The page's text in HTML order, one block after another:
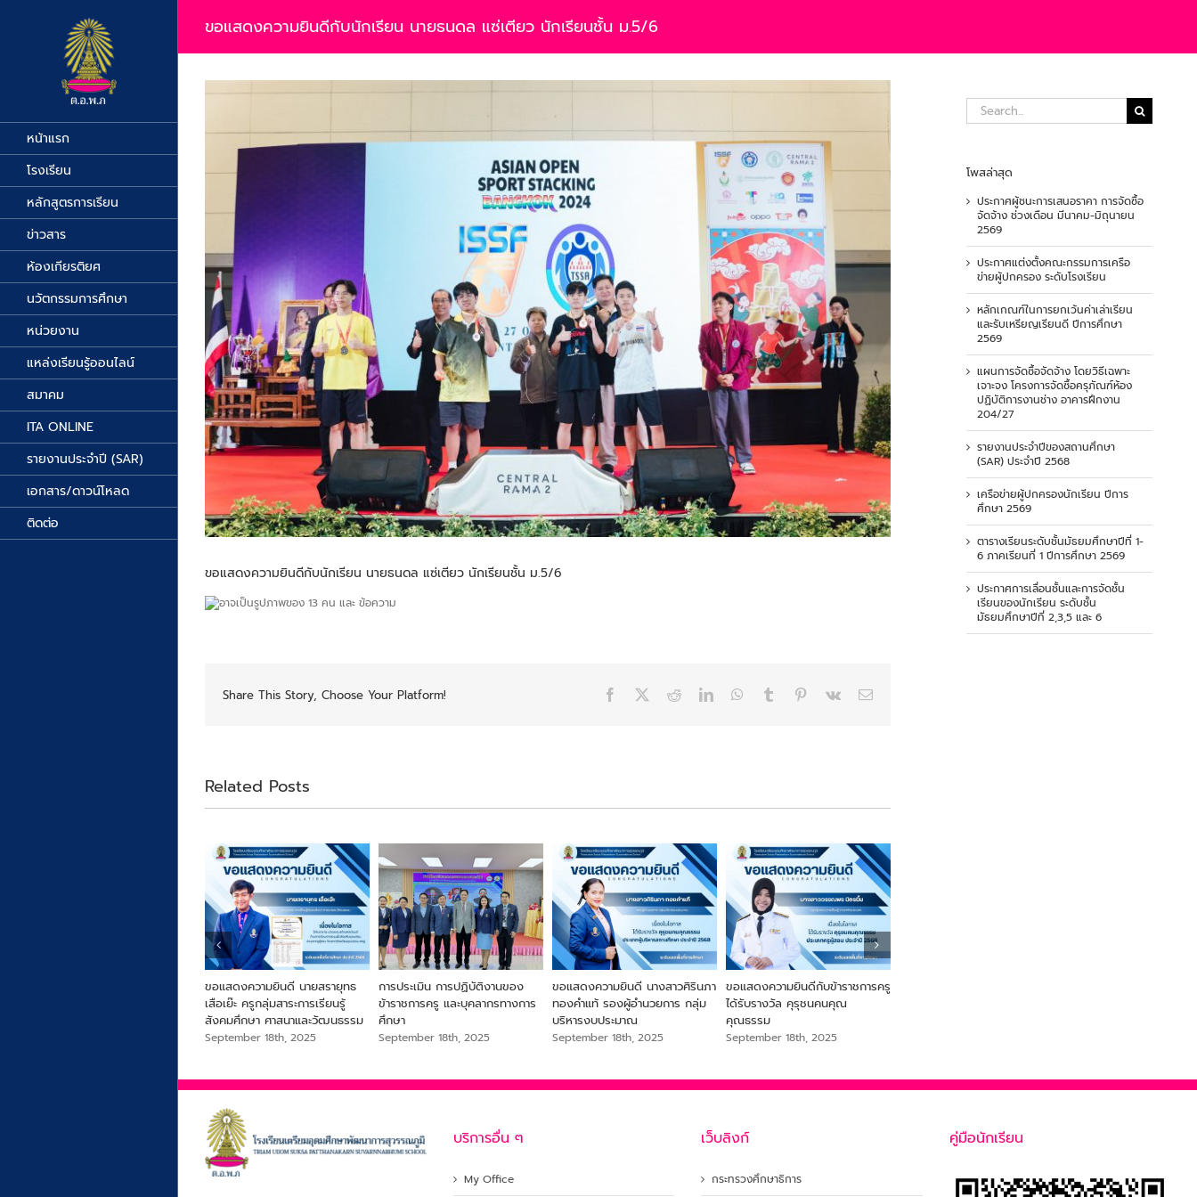
หน้าแรก
โรงเรียน
หลักสูตรการเรียน
ข่าวสาร
ห้องเกียรติยศ
นวัตกรรมการศึกษา
หน่วยงาน
แหล่งเรียนรู้ออนไลน์
สมาคม
ITA ONLINE
รายงานประจำปี (SAR)
เอกสาร/ดาวน์โหลด
ติดต่อ
ขอแสดงความยินดีกับนักเรียน นายธนดล แซ่เตียว นักเรียนชั้น ม.5/6
ขอแสดงความยินดีกับนักเรียน นายธนดล แซ่เตียว นักเรียนชั้น ม.5/6
Share This Story, Choose Your Platform! Facebook RedditLinkedInWhatsApp
Tumblr Pinterest
Vk Email
Related Posts
ขอแสดงความยินดี นายสรายุทธ
เสือเย๊ะ ครูกลุ่มสาระการเรียนรู้
สังคมศึกษา ศาสนาและวัฒนธรรม
September 18th, 2025
การประเมิน การปฏิบัติงานของ
ข้าราชการครู และบุคลากรทางการ
ศึกษา
September 18th, 2025
ขอแสดงความยินดี นางสาวศิรินภา
ทองคำแท้ รองผู้อำนวยการ กลุ่ม
บริหารงบประมาณ
September 18th, 2025
ขอแสดงความยินดีกับข้าราชการครู
ได้รับรางวัล คุรุชนคนคุณ
คุณธรรม
September 18th, 2025
Search
for:
โพสล่าสุด
ประกาศผู้ชนะการเสนอราคา การจัดซื้อ
จัดจ้าง ช่วงเดือน มีนาคม-มิถุนายน
2569
ประกาศแต่งตั้งคณะกรรมการเครือ
ข่ายผู้ปกครอง ระดับโรงเรียน
หลักเกณฑ์ในการยกเว้นค่าเล่าเรียน
และรับเหรียญเรียนดี ปีการศึกษา
2569
แผนการจัดซื้อจัดจ้าง โดยวิธีเฉพาะ
เจาะจง โครงการจัดซื้อครุภัณฑ์ห้อง
ปฏิบัติการงานช่าง อาคารฝึกงาน
204/27
รายงานประจำปีของสถานศึกษา
(SAR) ประจำปี 2568
เครือข่ายผู้ปกครองนักเรียน ปีการ
ศึกษา 2569
ตารางเรียนระดับชั้นมัธยมศึกษาปีที่ 1-
6 ภาคเรียนที่ 1 ปีการศึกษา 2569
ประกาศการเลื่อนชั้นและการจัดชั้น
เรียนของนักเรียน ระดับชั้น
มัธยมศึกษาปีที่ 2,3,5 และ 6
บริการอื่น ๆ
My Office
เว็บลิงก์
กระทรวงศึกษาธิการ
คู่มือนักเรียน